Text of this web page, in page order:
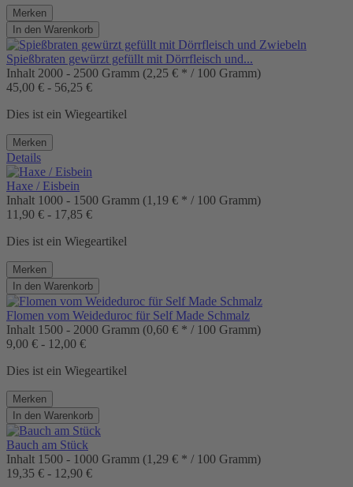
Merken
In den Warenkorb
Spießbraten gewürzt gefüllt mit Dörrfleisch und...
Inhalt 2000 - 2500 Gramm (2,25 € * / 100 Gramm)
45,00 € - 56,25 €
Dies ist ein Wiegeartikel
Merken
Details
Haxe / Eisbein
Inhalt 1000 - 1500 Gramm (1,19 € * / 100 Gramm)
11,90 € - 17,85 €
Dies ist ein Wiegeartikel
Merken
In den Warenkorb
Flomen vom Weideduroc für Self Made Schmalz
Inhalt 1500 - 2000 Gramm (0,60 € * / 100 Gramm)
9,00 € - 12,00 €
Dies ist ein Wiegeartikel
Merken
In den Warenkorb
Bauch am Stück
Inhalt 1500 - 1000 Gramm (1,29 € * / 100 Gramm)
19,35 € - 12,90 €